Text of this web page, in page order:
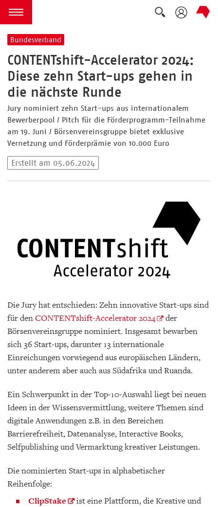
zum Inhalt springen
Menü öffnen
Suche
Bundesverband
CONTENTshift-Accelerator 2024:
Diese zehn Start-ups gehen in
die nächste Runde
Jury nominiert zehn Start-ups aus internationalem
Bewerberpool / Pitch für die Förderprogramm-Teilnahme
am 19. Juni / Börsenvereinsgruppe bietet exklusive
Vernetzung und Förderprämie von 10.000 Euro
Erstellt am 05.06.2024
Die Jury hat entschieden: Zehn innovative Start-ups sind
für denCONTENTshift-Accelerator 2024
der
Börsenvereinsgruppe nominiert. Insgesamt bewarben
sich 36 Start-ups, darunter 13 internationale
Einreichungen vorwiegend aus europäischen Ländern,
unter anderem aber auch aus Südafrika und Ruanda.
Ein Schwerpunkt in der Top-10-Auswahl liegt bei neuen
Ideen in der Wissensvermittlung, weitere Themen sind
digitale Anwendungen z.B. in den Bereichen
Barrierefreiheit, Datenanalyse, Interactive Books,
Selfpublishing und Vermarktung kreativer Leistungen.
Die nominierten Start-ups in alphabetischer
Reihenfolge:
ClipStake
ist eine Plattform, die Kreative und